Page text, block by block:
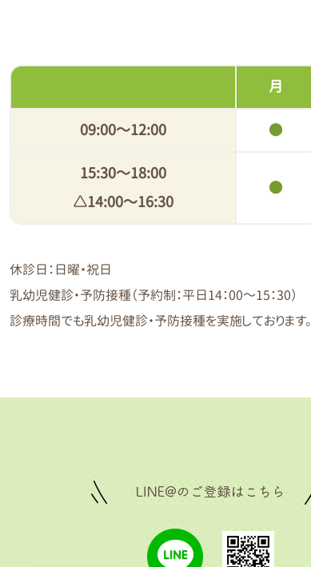
月
09:00〜12:00 ●
15:30〜18:00
△14:00〜16:30
●
休診日：日曜・祝日
乳幼児健診・予防接種（予約制：平日14：00～15：30）
診療時間でも乳幼児健診・予防接種を実施しております。